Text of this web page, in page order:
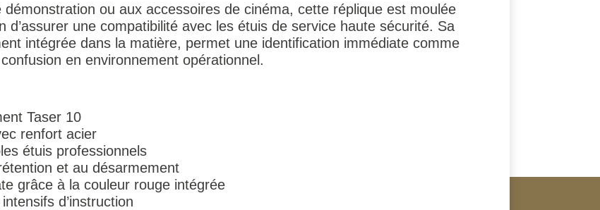
ou aux accessoires de cinéma, cette réplique est moulée
d’assurer une compatibilité avec les étuis de service haute sécurité. Sa
intégrée dans la matière, permet une identification immédiate comme
en environnement opérationnel.
Taser 10
renfort acier
étuis professionnels
et au désarmement
grâce à la couleur rouge intégrée
d’instruction